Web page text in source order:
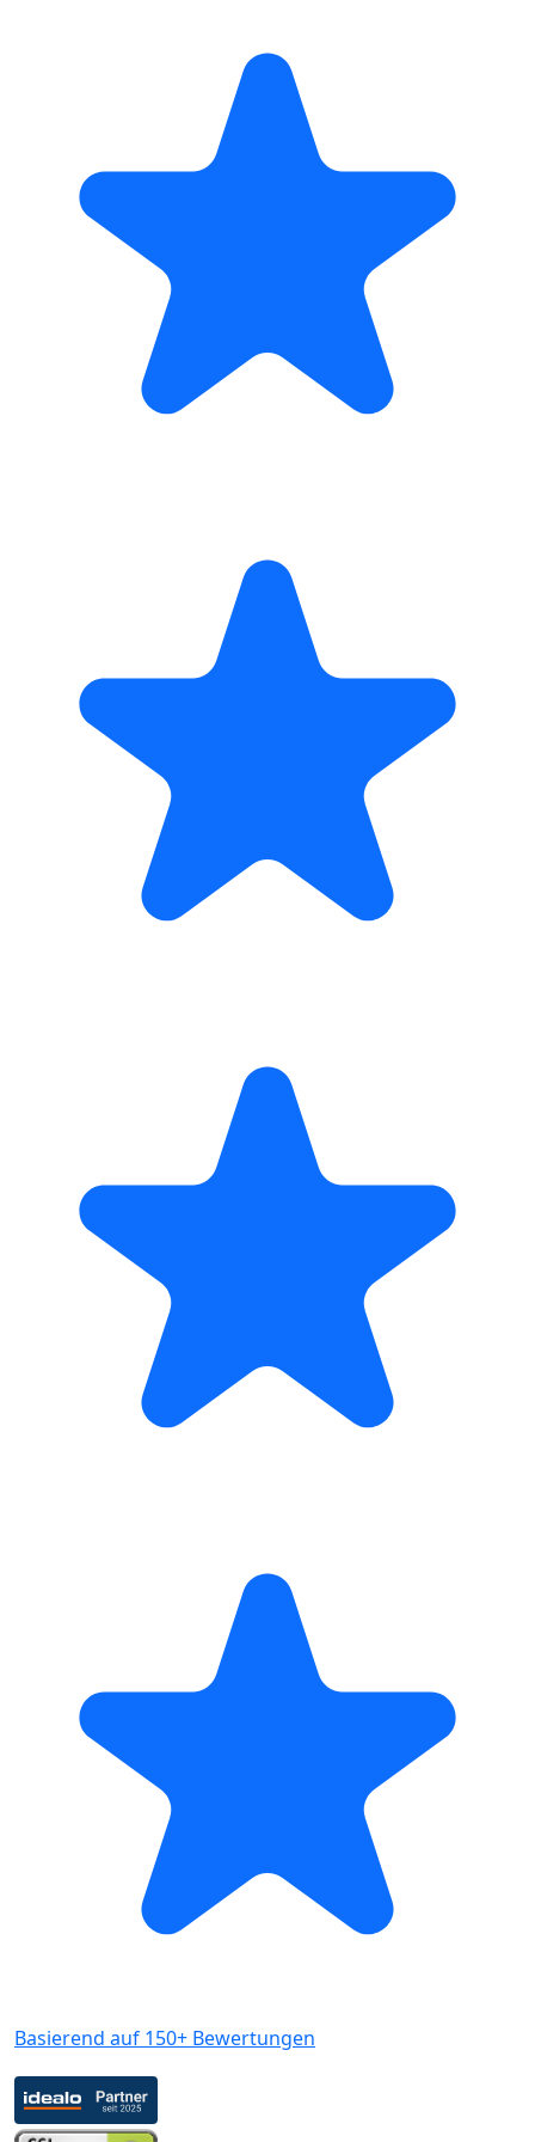
Basierend auf 150+ Bewertungen